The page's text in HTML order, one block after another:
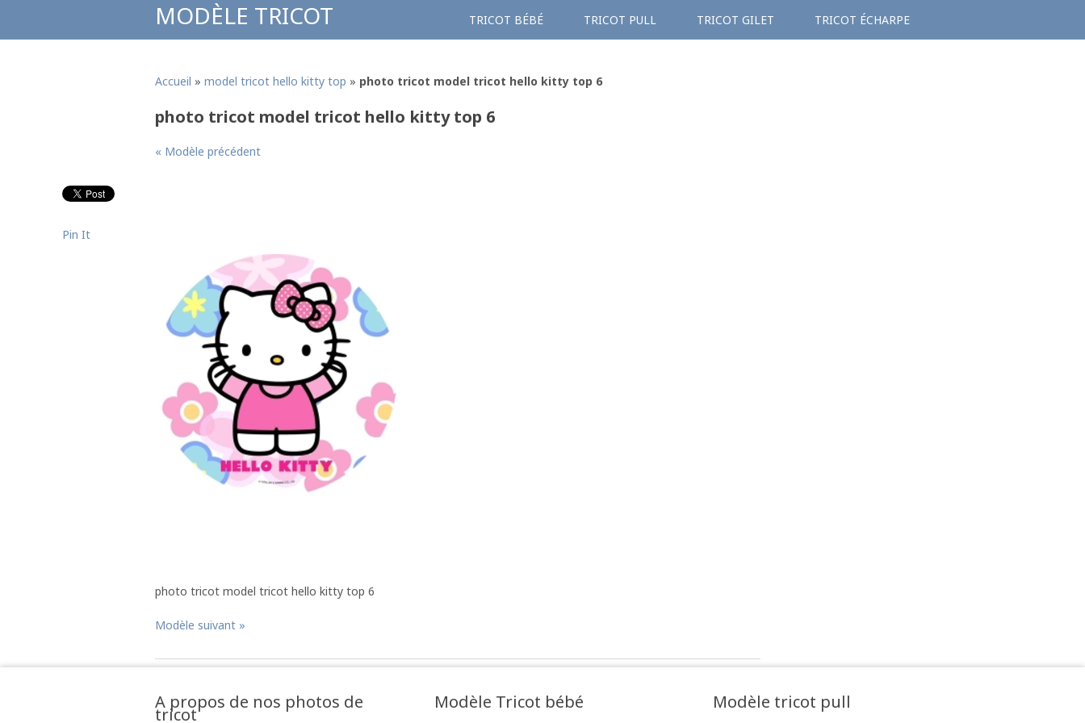
MODÈLE TRICOT TRICOT BÉBÉ TRICOT PULL TRICOT GILET TRICOT ÉCHARPE
Accueil » model tricot hello kitty top » photo tricot model tricot hello kitty top 6
photo tricot model tricot hello kitty top 6
« Modèle précédent
photo tricot model tricot hello kitty top 6
Modèle suivant »
Pin It
A propos de nos photos de
tricot
Modèle Tricot bébé Modèle tricot pull